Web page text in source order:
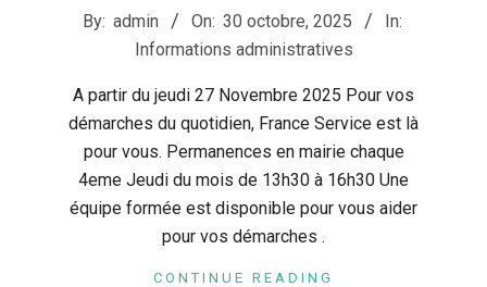
2025-
By: admin On: 30 octobre, 2025
In:
Informations administratives
A partir du jeudi 27 Novembre 2025 Pour vos
démarches du quotidien, France Service est là
pour vous. Permanences en mairie chaque
4eme Jeudi du mois de 13h30 à 16h30 Une
équipe formée est disponible pour vous aider
pour vos démarches .
CONTINUE READING